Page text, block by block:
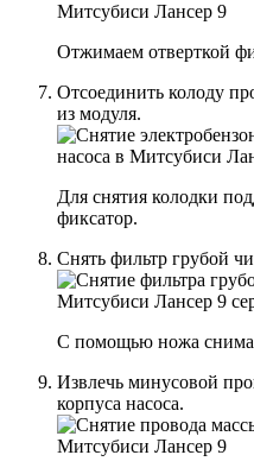
Отжимаем отверткой
Отсоединить колоду
из модуля.
Для снятия колодки
фиксатор.
Снять фильтр грубой
С помощью ножа
Извлечь минусовой
корпуса насоса.